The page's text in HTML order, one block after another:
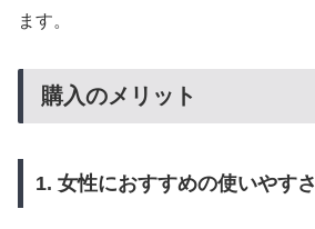
ます。
購入のメリット
1. 女性におすすめの使いやすさ